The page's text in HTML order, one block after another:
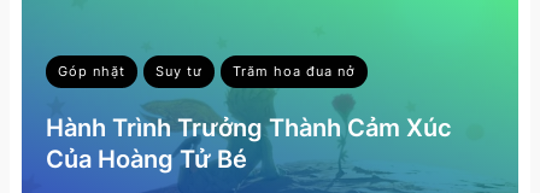
Góp nhặt Suy tư Trăm hoa đua nở
Hành Trình Trưởng Thành Cảm Xúc
Của Hoàng Tử Bé